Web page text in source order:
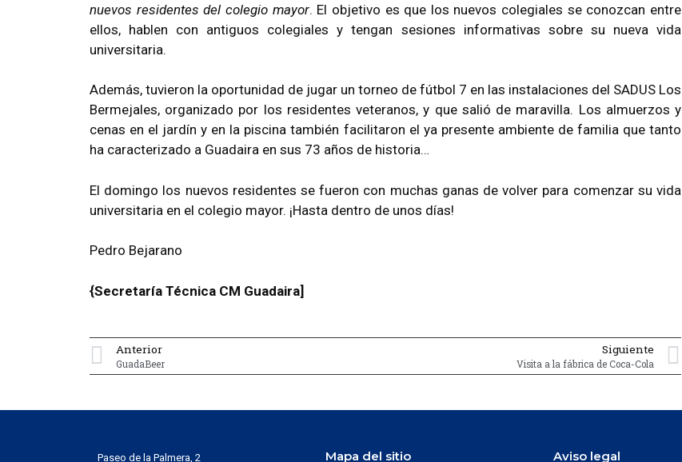
nuevos residentes del colegio mayor. El objetivo es que los nuevos colegiales se conozcan entre
ellos, hablen con antiguos colegiales y tengan sesiones informativas sobre su nueva vida
universitaria.
Además, tuvieron la oportunidad de jugar un torneo de fútbol 7 en las instalaciones del SADUS Los
Bermejales, organizado por los residentes veteranos, y que salió de maravilla. Los almuerzos y
cenas en el jardín y en la piscina también facilitaron el ya presente ambiente de familia que tanto
ha caracterizado a Guadaira en sus 73 años de historia…
El domingo los nuevos residentes se fueron con muchas ganas de volver para comenzar su vida
universitaria en el colegio mayor. ¡Hasta dentro de unos días!
Pedro Bejarano
{Secretaría Técnica CM Guadaira]
Anterior
GuadaBeer
Siguiente
Visita a la fábrica de Coca-Cola
Paseo de la Palmera, 2 Mapa del sitio Aviso legal